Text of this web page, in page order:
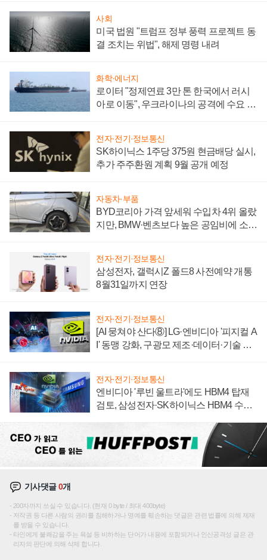
사회
미국 법원 "트럼프 정부 풍력 프로젝트 동
결 조치는 위법", 해제 명령 내려
화학·에너지
로이터 "정제연료 3만 톤 한국에서 러시
아로 이동", 우크라이나의 공격에 수요 늘
전자·전기·정보통신
SK하이닉스 1주당 375원 현금배당 실시,
추가 주주환원 계획 9월 공개 예정
자동차·부품
BYD코리아 가격 앞세워 수입차 4위 올랐
지만, BMW·벤츠보다 높은 공임비에 소비
전자·전기·정보통신
삼성전자, 갤럭시Z 폴드8 사전예약 개통
8월31일까지 연장
전자·전기·정보통신
[AI 뭉쳐야 산다⑧] LG·엔비디아 '피지컬 A
I' 동맹 강화, 구광모 제조·데이터·기술 결
전자·전기·정보통신
엔비디아 '루빈 울트라'에도 HBM4 탑재
검토, 삼성전자·SK하이닉스 HBM4 수율
기사댓글0개
200자까지 쓰실 수 있습니다. (현재 0 byte / 최대 400byte)
저작권 등 다른 사람의 권리를 침해하거나 명예를 훼손하는 댓글은 관련 법률에 의해 제재
를 받을 수 있습니다.
타인에게 불쾌감을 주는 욕설 등 비하하는 단어가 내용에 포함되거나 인신공격성 글은 관
리자의 판단에 의해 삭제 합니다.